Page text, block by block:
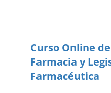
Curso Online
Farmacia y
Farmacéutica